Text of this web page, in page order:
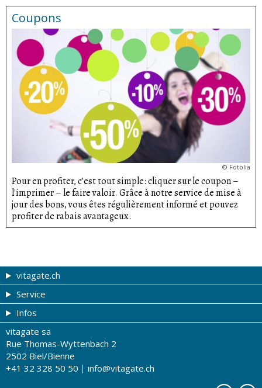
Coupons
© Fotolia
Pour en profiter, c'est tout simple: cliquer sur le coupon –
l'imprimer – le faire valoir. Grâce à notre service de mise à
jour des bons, vous êtes régulièrement informé et pouvez
profiter de rabais avantageux.
vitagate.ch
Forme et beauté
Thèmes de A à Z
Thérapies
La santé sur les ondes
Tests de santé
Service
Coupons
Tribune du droguiste
Recherche de drogueries
Drogueries partenaires
Infos
Impressum
Conditions d'utilisation
A notre sujet
vitagate sa
Rue Thomas-Wyttenbach 2
2502 Biel/Bienne
+41 32 328 50 50
info@vitagate.ch